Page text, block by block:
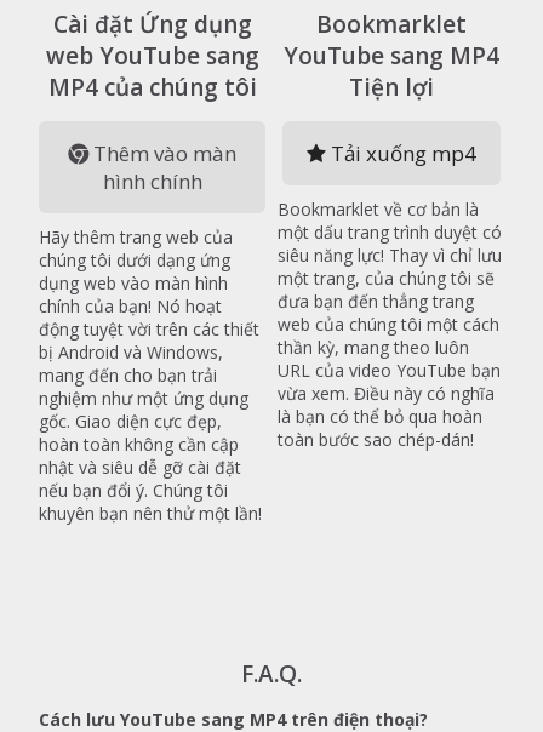
Cài đặt Ứng dụng
web YouTube sang
MP4 của chúng tôi
Thêm vào màn
hình chính
Hãy thêm trang web của
chúng tôi dưới dạng ứng
dụng web vào màn hình
chính của bạn! Nó hoạt
động tuyệt vời trên các thiết
bị Android và Windows,
mang đến cho bạn trải
nghiệm như một ứng dụng
gốc. Giao diện cực đẹp,
hoàn toàn không cần cập
nhật và siêu dễ gỡ cài đặt
nếu bạn đổi ý. Chúng tôi
khuyên bạn nên thử một lần!
Bookmarklet
YouTube sang MP4
Tiện lợi
Tải xuống mp4
Bookmarklet về cơ bản là
một dấu trang trình duyệt có
siêu năng lực! Thay vì chỉ lưu
một trang, của chúng tôi sẽ
đưa bạn đến thẳng trang
web của chúng tôi một cách
thần kỳ, mang theo luôn
URL của video YouTube bạn
vừa xem. Điều này có nghĩa
là bạn có thể bỏ qua hoàn
toàn bước sao chép-dán!
F.A.Q.
Cách lưu YouTube sang MP4 trên điện thoại?